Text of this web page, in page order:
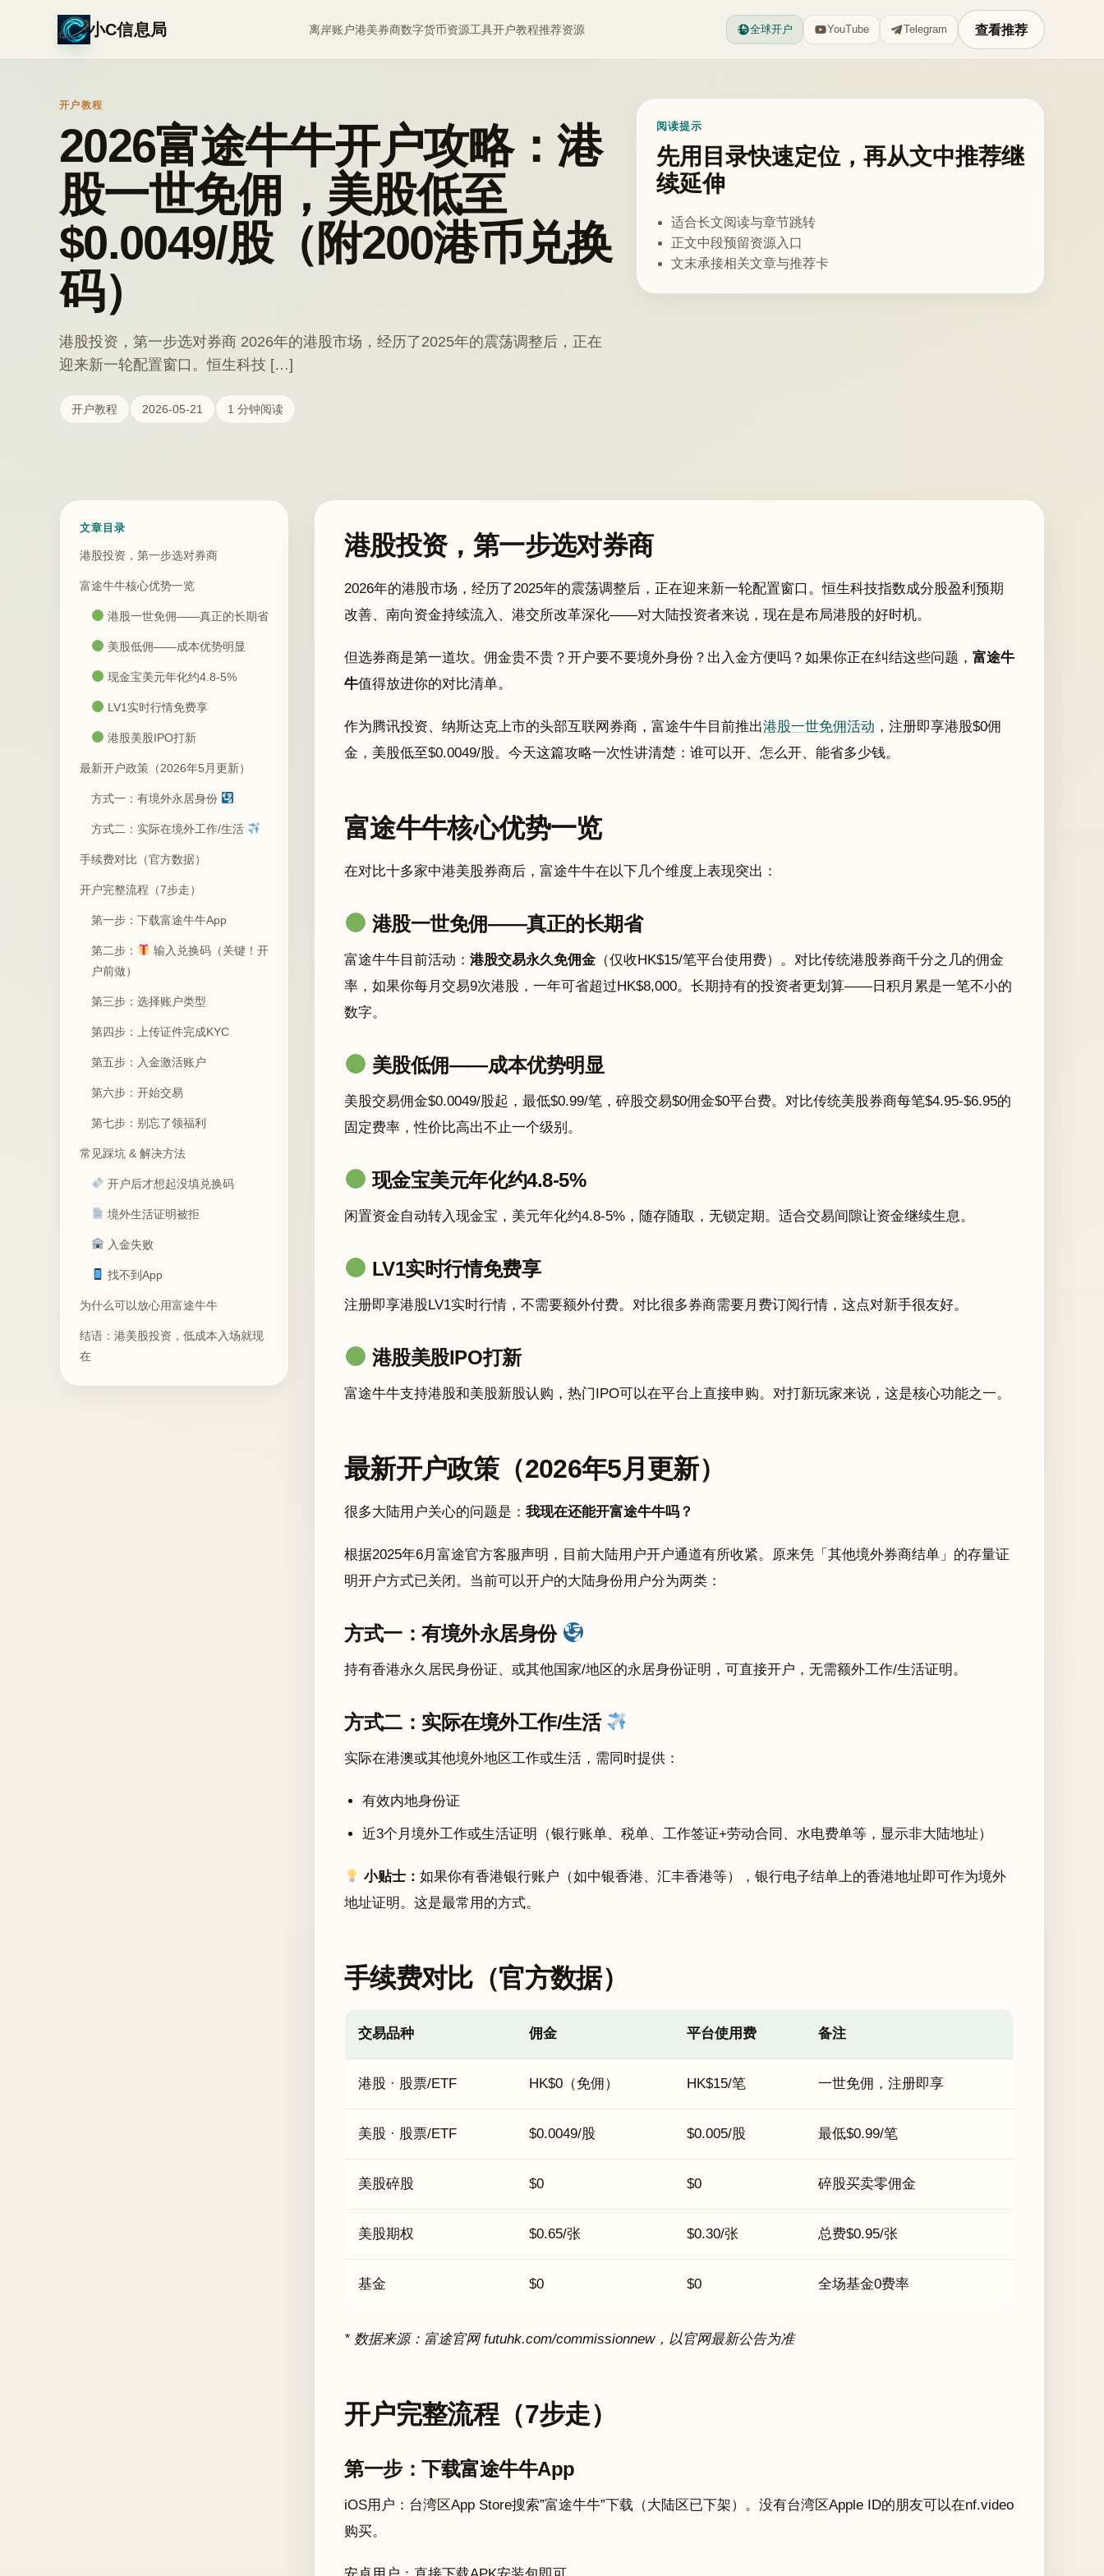
小C信息局 离岸账户港美券商数字货币资源工具开户教程推荐资源 全球开户 YouTube Telegram 查看推荐
开户教程
2026富途牛牛开户攻略：港
股一世免佣，美股低至
$0.0049/股（附200港币兑换
码）
港股投资，第一步选对券商 2026年的港股市场，经历了2025年的震荡调整后，正在
迎来新一轮配置窗口。恒生科技 […]
开户教程 2026-05-21 1 分钟阅读
阅读提示
先用目录快速定位，再从文中推荐继
续延伸
适合长文阅读与章节跳转
正文中段预留资源入口
文末承接相关文章与推荐卡
文章目录
港股投资，第一步选对券商
富途牛牛核心优势一览
港股一世免佣——真正的长期省
美股低佣——成本优势明显
现金宝美元年化约4.8-5%
LV1实时行情免费享
港股美股IPO打新
最新开户政策（2026年5月更新）
方式一：有境外永居身份
方式二：实际在境外工作/生活
手续费对比（官方数据）
开户完整流程（7步走）
第一步：下载富途牛牛App
第二步：
输入兑换码（关键！开
户前做）
第三步：选择账户类型
第四步：上传证件完成KYC
第五步：入金激活账户
第六步：开始交易
第七步：别忘了领福利
常见踩坑 & 解决方法
开户后才想起没填兑换码
境外生活证明被拒
入金失败
找不到App
为什么可以放心用富途牛牛
结语：港美股投资，低成本入场就现
在
港股投资，第一步选对券商
2026年的港股市场，经历了2025年的震荡调整后，正在迎来新一轮配置窗口。恒生科技指数成分股盈利预期
改善、南向资金持续流入、港交所改革深化——对大陆投资者来说，现在是布局港股的好时机。
但选券商是第一道坎。佣金贵不贵？开户要不要境外身份？出入金方便吗？如果你正在纠结这些问题， 富途牛
牛值得放进你的对比清单。
作为腾讯投资、纳斯达克上市的头部互联网券商，富途牛牛目前推出港股一世免佣活动 ，注册即享港股$0佣
金，美股低至$0.0049/股。今天这篇攻略一次性讲清楚：谁可以开、怎么开、能省多少钱。
富途牛牛核心优势一览
在对比十多家中港美股券商后，富途牛牛在以下几个维度上表现突出：
港股一世免佣——真正的长期省
富途牛牛目前活动： 港股交易永久免佣金 （仅收HK$15/笔平台使用费）。对比传统港股券商千分之几的佣金
率，如果你每月交易9次港股，一年可省超过HK$8,000。长期持有的投资者更划算——日积月累是一笔不小的
数字。
美股低佣——成本优势明显
美股交易佣金$0.0049/股起，最低$0.99/笔，碎股交易$0佣金$0平台费。对比传统美股券商每笔$4.95-$6.95的
固定费率，性价比高出不止一个级别。
现金宝美元年化约4.8-5%
闲置资金自动转入现金宝，美元年化约4.8-5%，随存随取，无锁定期。适合交易间隙让资金继续生息。
LV1实时行情免费享
注册即享港股LV1实时行情，不需要额外付费。对比很多券商需要月费订阅行情，这点对新手很友好。
港股美股IPO打新
富途牛牛支持港股和美股新股认购，热门IPO可以在平台上直接申购。对打新玩家来说，这是核心功能之一。
最新开户政策（2026年5月更新）
很多大陆用户关心的问题是： 我现在还能开富途牛牛吗？
根据2025年6月富途官方客服声明，目前大陆用户开户通道有所收紧。原来凭「其他境外券商结单」的存量证
明开户方式已关闭。当前可以开户的大陆身份用户分为两类：
方式一：有境外永居身份
持有香港永久居民身份证、或其他国家/地区的永居身份证明，可直接开户，无需额外工作/生活证明。
方式二：实际在境外工作/生活
实际在港澳或其他境外地区工作或生活，需同时提供：
有效内地身份证
近3个月境外工作或生活证明（银行账单、税单、工作签证+劳动合同、水电费单等，显示非大陆地址）
小贴士：如果你有香港银行账户（如中银香港、汇丰香港等），银行电子结单上的香港地址即可作为境外
地址证明。这是最常用的方式。
手续费对比（官方数据）
交易品种 佣金 平台使用费 备注
港股 · 股票/ETF HK$0（免佣） HK$15/笔 一世免佣，注册即享
美股 · 股票/ETF $0.0049/股 $0.005/股 最低$0.99/笔
美股碎股 $0 $0 碎股买卖零佣金
美股期权 $0.65/张 $0.30/张 总费$0.95/张
基金 $0 $0 全场基金0费率
* 数据来源：富途官网 futuhk.com/commissionnew，以官网最新公告为准
开户完整流程（7步走）
第一步：下载富途牛牛App
iOS用户：台湾区App Store搜索”富途牛牛”下载（大陆区已下架）。没有台湾区Apple ID的朋友可以在nf.video
购买。